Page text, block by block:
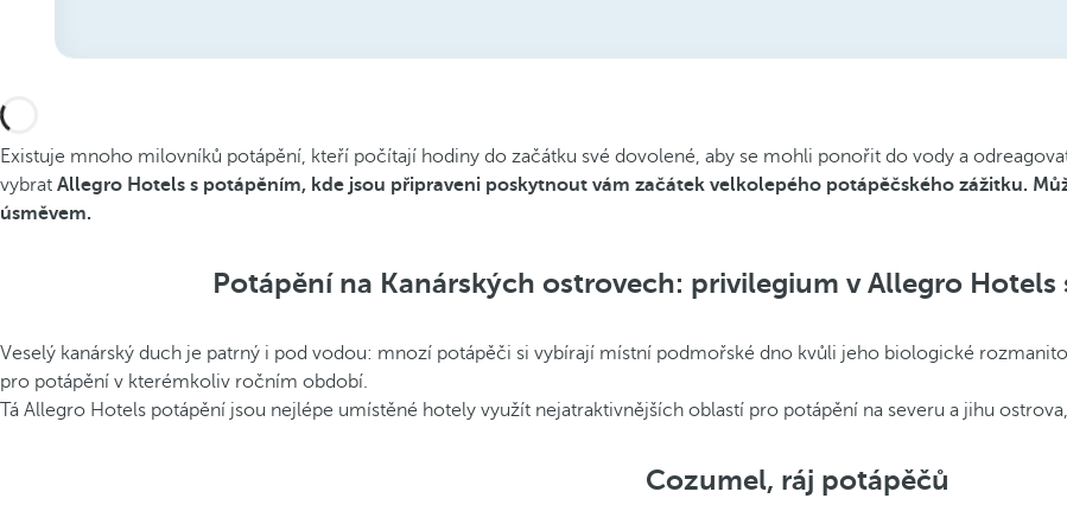
Existuje mnoho milovníků potápění, kteří počítají hodiny do začátku své dovolené, aby se mohli ponořit do vody a
vybrat Allegro Hotels s potápěním, kde jsou připraveni poskytnout vám začátek velkolepého potápěčského zážitku.
úsměvem.
Potápění na Kanárských ostrovech: privilegium v Allegro Hotels
Veselý kanárský duch je patrný i pod vodou: mnozí potápěči si vybírají místní podmořské dno kvůli jeho biologické
pro potápění v kterémkoliv ročním období.
Tá Allegro Hotels potápění jsou nejlépe umístěné hotely využít nejatraktivnějších oblastí pro potápění na severu a jihu
Cozumel, ráj potápěčů